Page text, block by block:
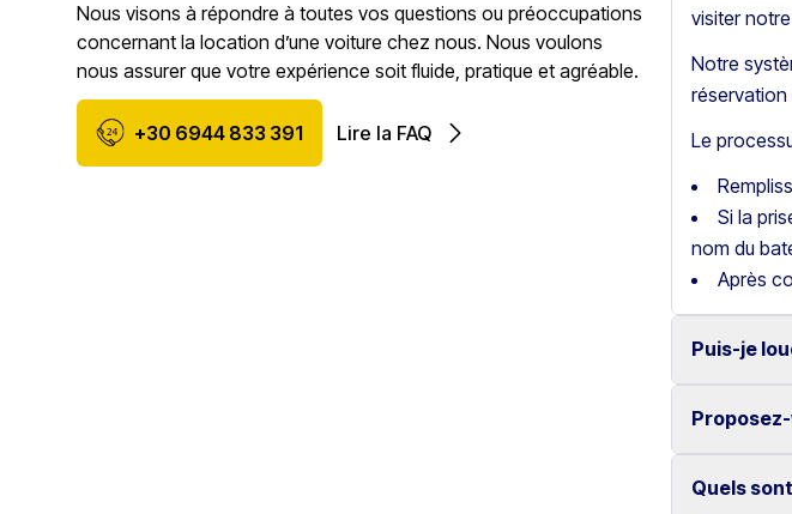
Nous visons à répondre à toutes vos questions ou préoccupations
concernant la location d’une voiture chez nous. Nous voulons
nous assurer que votre expérience soit fluide, pratique et agréable.
+30 6944 833 391 Lire la FAQ
visiter
Notre
réservation
Le
Si la
nom du
Après
Puis-je
Oui, nous
Oui, chez
Quels